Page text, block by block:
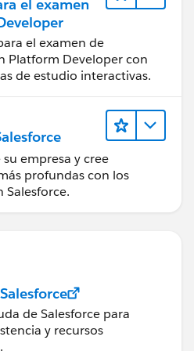
el examen
el examen de
Platform Developer con
de estudio interactivas.
empresa y cree
profundas con los
Salesforce.
de Salesforce para
y recursos